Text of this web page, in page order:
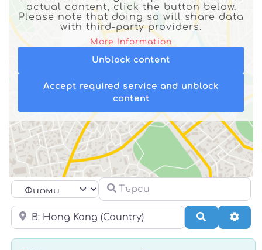
actual content, click the button below.
Please note that doing so will share data
with third-party providers.
More Information
Unblock content
Accept required service and unblock
content
Select search typeТърси
Около мен Търсене